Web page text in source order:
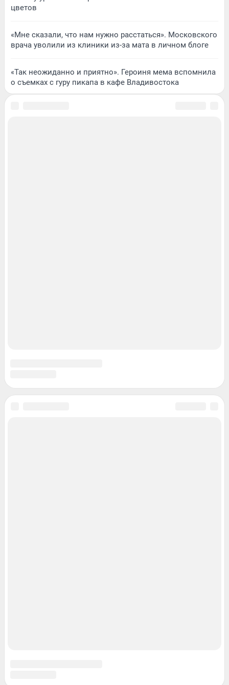
цветов
«Мне сказали, что нам нужно расстаться». Московского
врача уволили из клиники из-за мата в личном блоге
«Так неожиданно и приятно». Героиня мема вспомнила
о съемках с гуру пикапа в кафе Владивостока